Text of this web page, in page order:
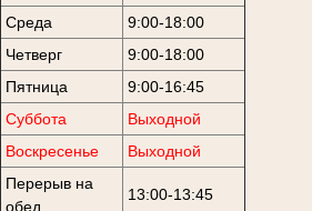
Среда
9:00-18:00
Четверг
9:00-18:00
Пятница
9:00-16:45
Суббота
Выходной
Воскресенье
Выходной
Перерыв на
обед
13:00-13:45